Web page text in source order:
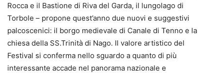
Rocca e il Bastione di Riva del Garda, il lungolago di
Torbole – propone quest’anno due nuovi e suggestivi
palcoscenici: il borgo medievale di Canale di Tenno e la
chiesa della SS.Trinità di Nago. Il valore artistico del
Festival si conferma nello sguardo a quanto di più
interessante accade nel panorama nazionale e